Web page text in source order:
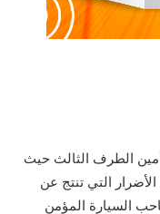
الطرف الثالث حيث
التي تنتج عن
السيارة المؤمن